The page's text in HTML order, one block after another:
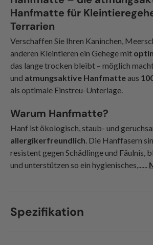
Hanfmatte für
Terrarien
Verschaffen Sie Ihren Kaninchen,
anderen Kleintieren ein Gehege mit
das lange trocken bleibt – möglich
und atmungsaktive Hanfmatteaus
als optimale Einstreu-Unterlage.
Warum Hanfmatte?
Hanf ist ökologisch, staub- und
allergikerfreundlich . Die Hanffasern
resistent gegen Schädlinge und Fäulnis,
und unterstützen so ein hygienisches,......
Spezifikation